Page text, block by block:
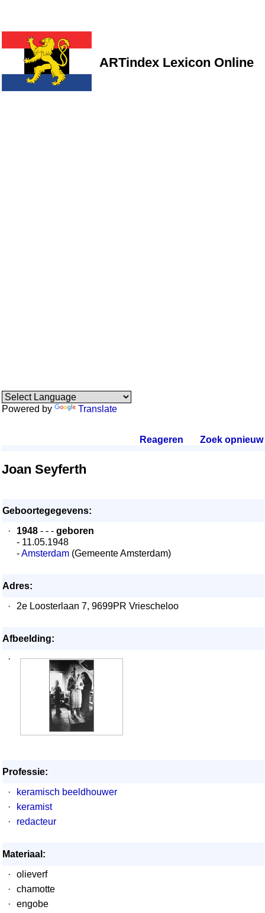
ARTindex Lexicon Online
Powered by Translate
Reageren Zoek opnieuw.
Joan Seyferth
Geboortegegevens:
·
1948 - - - geboren
- 11.05.1948
-Amsterdam (Gemeente Amsterdam)
Adres:
·
2e Loosterlaan 7, 9699PR Vriescheloo
Afbeelding:
·
Professie:
·
keramisch beeldhouwer
·
keramist
·
redacteur
Materiaal:
·
olieverf
·
chamotte
·
engobe